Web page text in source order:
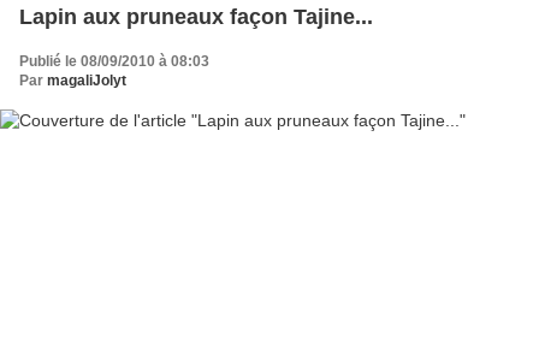
Lapin aux pruneaux façon Tajine...
Publié le 08/09/2010 à 08:03
Par magaliJolyt